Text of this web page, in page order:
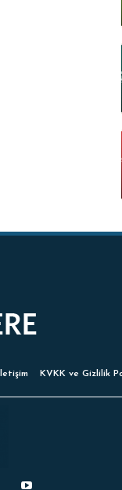
İletişim KVKK ve Gizlilik